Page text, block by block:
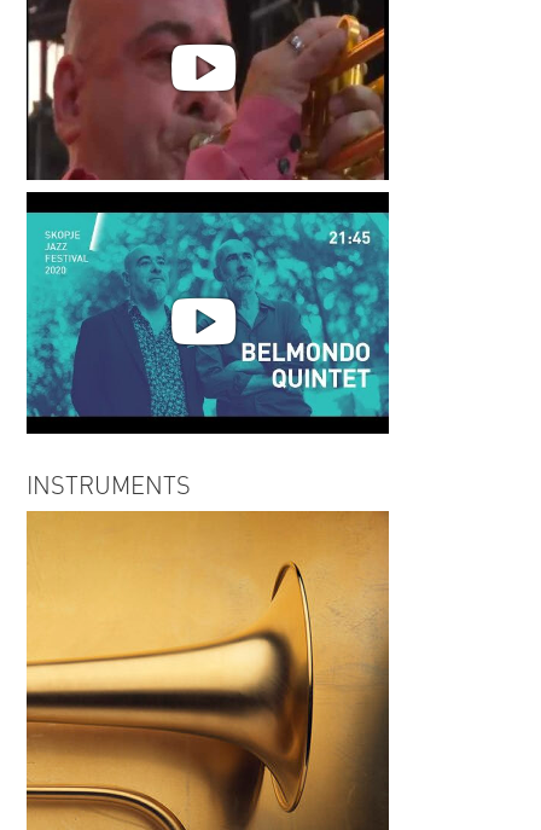
Musique)
Stephane Belmondo Quartet (@
Jazz A Vienne 2012 )
BELMONDO QUINTET
INSTRUMENTS